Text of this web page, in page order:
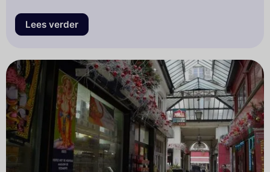
Lees verder